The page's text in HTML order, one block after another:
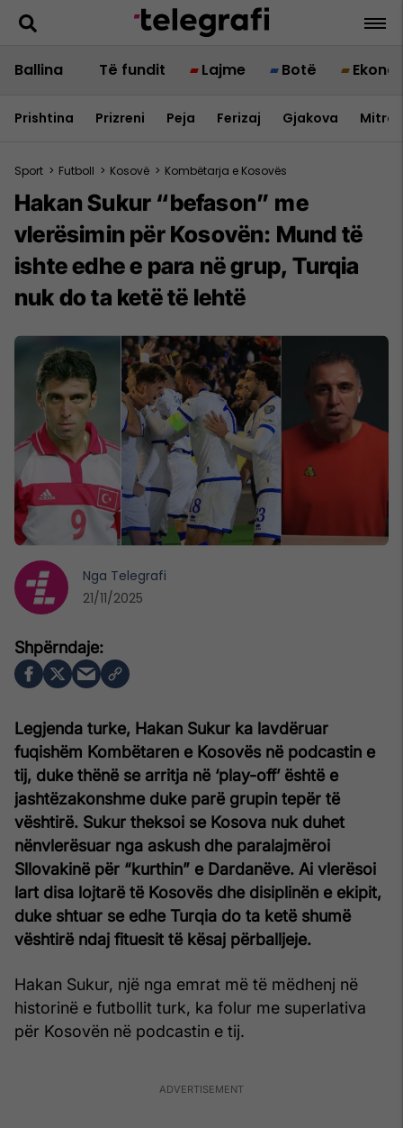
Ballina Të fundit Lajme Botë
Prishtina Prizreni Peja Ferizaj Gjakova
Sport > Futboll > Kosovë > Kombëtarja e Kosovës
Hakan Sukur “befason” me
vlerësimin për Kosovën: Mund të
ishte edhe e para në grup, Turqia
nuk do ta ketë të lehtë
Legjenda turke, Hakan Sukur ka lavdëruar
fuqishëm Kombëtaren e Kosovës në podcastin e
tij, duke thënë se arritja në ‘play-off’ është e
jashtëzakonshme duke parë grupin tepër të
vështirë. Sukur theksoi se Kosova nuk duhet
nënvlerësuar nga askush dhe paralajmëroi
Sllovakinë për “kurthin” e Dardanëve. Ai vlerësoi
lart disa lojtarë të Kosovës dhe disiplinën e ekipit,
duke shtuar se edhe Turqia do ta ketë shumë
vështirë ndaj fituesit të kësaj përballjeje.
Hakan Sukur, një nga emrat më të mëdhenj në
historinë e futbollit turk, ka folur me superlativa
për Kosovën në podcastin e tij.
Nga Telegrafi
21/11/2025